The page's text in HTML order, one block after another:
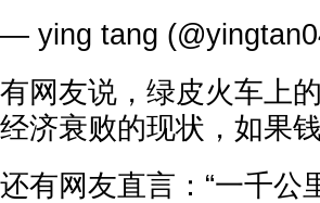
— ying tang
有网友说，绿皮火车上
经济衰败的现状，如果
还有网友直言：“一千公